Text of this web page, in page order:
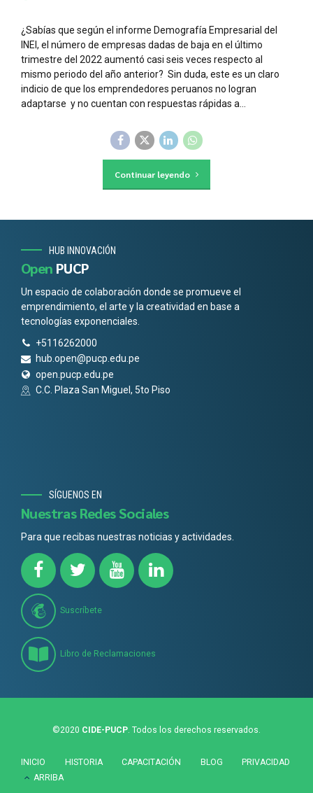
¿Sabías que según el informe Demografía Empresarial del
INEI, el número de empresas dadas de baja en el último
trimestre del 2022 aumentó casi seis veces respecto al
mismo periodo del año anterior? Sin duda, este es un claro
indicio de que los emprendedores peruanos no logran
adaptarse y no cuentan con respuestas rápidas a...
Continuar leyendo
HUB INNOVACIÓN
Open PUCP
Un espacio de colaboración donde se promueve el
emprendimiento, el arte y la creatividad en base a
tecnologías exponenciales.
+5116262000
hub.open@pucp.edu.pe
open.pucp.edu.pe
C.C. Plaza San Miguel, 5to Piso
SÍGUENOS EN
Nuestras Redes Sociales
Para que recibas nuestras noticias y actividades.
Suscríbete
Libro de Reclamaciones
©2020 CIDE-PUCP. Todos los derechos reservados.
INICIO HISTORIA CAPACITACIÓN BLOG
PRIVACIDAD
ARRIBA